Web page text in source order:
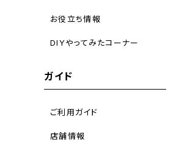
お役立ち情報
DIYやってみたコーナー
ガイド
ご利用ガイド
店舗情報